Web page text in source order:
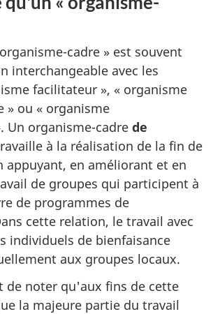
cadre » est souvent
interchangeable avec les
facilitateur », « organisme
» ou « organisme
Un organisme-cadre de
à la réalisation de la fin de
appuyant, en améliorant et en
de groupes qui participent à
de programmes de
cette relation, le travail avec
individuels de bienfaisance
aux groupes locaux.
de noter qu'aux fins de cette
la majeure partie du travail